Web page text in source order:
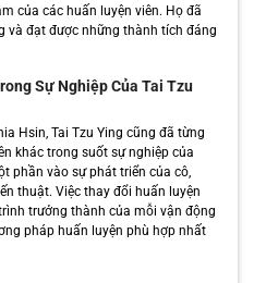
của các huấn luyện viên. Họ đã
và đạt được những thành tích đáng
Sự Nghiệp Của Tai Tzu
Hsin, Tai Tzu Ying cũng đã từng
khác trong suốt sự nghiệp của
phần vào sự phát triển của cô,
thuật. Việc thay đổi huấn luyện
trưởng thành của mỗi vận động
pháp huấn luyện phù hợp nhất